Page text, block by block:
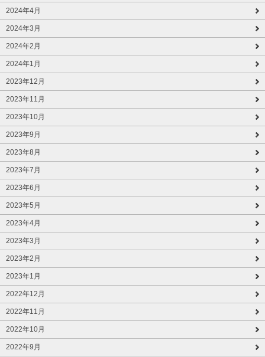
2024年4月
2024年3月
2024年2月
2024年1月
2023年12月
2023年11月
2023年10月
2023年9月
2023年8月
2023年7月
2023年6月
2023年5月
2023年4月
2023年3月
2023年2月
2023年1月
2022年12月
2022年11月
2022年10月
2022年9月